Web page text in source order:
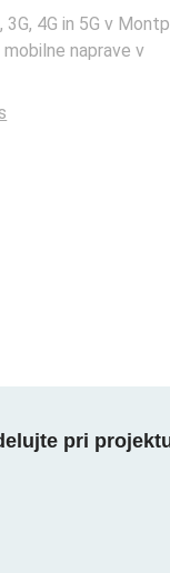
4G in 5G v
naprave v
pri